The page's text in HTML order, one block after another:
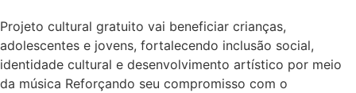
Projeto cultural gratuito vai beneficiar crianças,
adolescentes e jovens, fortalecendo inclusão social,
identidade cultural e desenvolvimento artístico por meio
da música Reforçando seu compromisso com o